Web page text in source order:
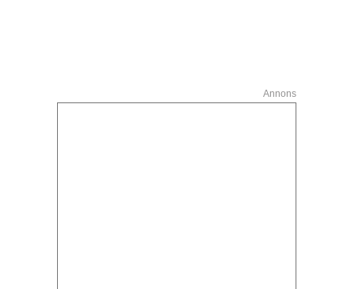
Annons